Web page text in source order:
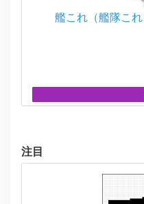
艦これ（艦隊こ
注目